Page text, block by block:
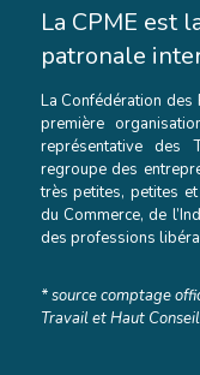
La CPME est
patronale
La Confédération des
première
représentative des
regroupe des
très petites, petites
du Commerce, de
des professions
* source comptage
Travail et Haut